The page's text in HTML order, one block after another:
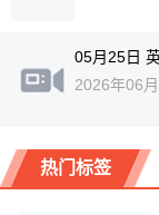
05月25日
2026年06
热门标签